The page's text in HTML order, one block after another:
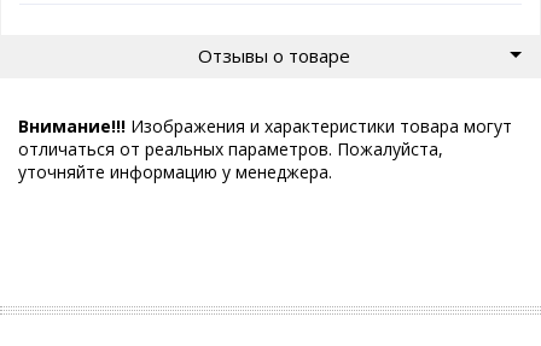
Отзывы о товаре
Внимание!!! Изображения и характеристики товара могут
отличаться от реальных параметров. Пожалуйста,
уточняйте информацию у менеджера.